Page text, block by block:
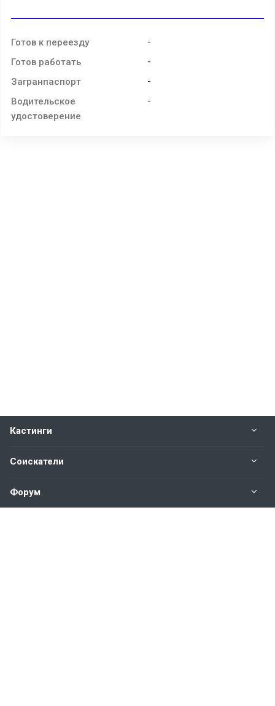
Готов к переезду -
Готов работать -
Загранпаспорт -
Водительское
удостоверение
-
Кастинги
Соискатели
Форум